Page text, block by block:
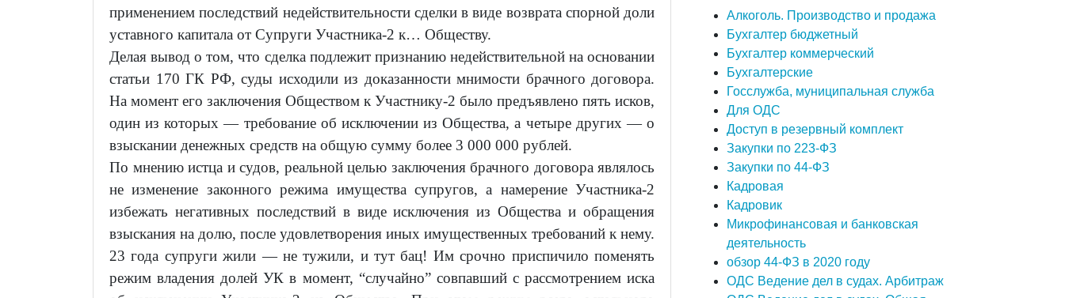
применением последствий недействительности сделки в виде возврата спорной доли
уставного капитала от Супруги Участника-2 к… Обществу.
Делая вывод о том, что сделка подлежит признанию недействительной на основании
статьи 170 ГК РФ, суды исходили из доказанности мнимости брачного договора.
На момент его заключения Обществом к Участнику-2 было предъявлено пять исков,
один из которых — требование об исключении из Общества, а четыре других — о
взыскании денежных средств на общую сумму более 3 000 000 рублей.
По мнению истца и судов, реальной целью заключения брачного договора являлось
не изменение законного режима имущества супругов, а намерение Участника-2
избежать негативных последствий в виде исключения из Общества и обращения
взыскания на долю, после удовлетворения иных имущественных требований к нему.
23 года супруги жили — не тужили, и тут бац! Им срочно приспичило поменять
режим владения долей УК в момент, “случайно” совпавший с рассмотрением иска
Алкоголь. Производство и продажа
Бухгалтер бюджетный
Бухгалтер коммерческий
Бухгалтерские
Госслужба, муниципальная служба
Для ОДС
Доступ в резервный комплект
Закупки по 223-ФЗ
Закупки по 44-ФЗ
Кадровая
Кадровик
Микрофинансовая и банковская
деятельность
обзор 44-ФЗ в 2020 году
ОДС Ведение дел в судах. Арбитраж